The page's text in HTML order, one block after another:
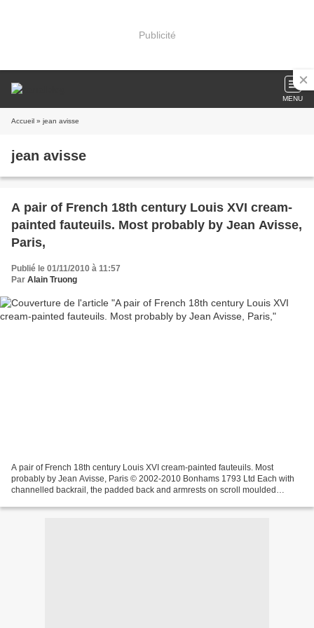
Publicité
MENU
Accueil » jean avisse
jean avisse
A pair of French 18th century Louis XVI cream-
painted fauteuils. Most probably by Jean Avisse,
Paris,
Publié le 01/11/2010 à 11:57
Par Alain Truong
A pair of French 18th century Louis XVI cream-painted fauteuils. Most
probably by Jean Avisse, Paris © 2002-2010 Bonhams 1793 Ltd Each with
channelled backrail, the padded back and armrests on scroll moulded